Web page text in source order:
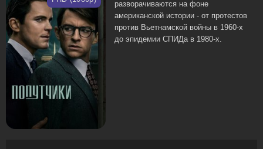
разворачиваются на фоне
американской истории - от протестов
против Вьетнамской войны в 1960-х
до эпидемии СПИДа в 1980-х.